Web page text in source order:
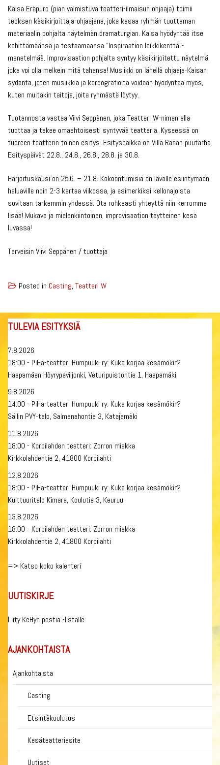
Kaisa Eräpuro (pian valmistuva teatteri-ilmaisun ohjaaja) toimii
teoksen käsikirjoittaja-ohjaajana, joka kasaa ryhmän tuottaman
materiaalin pohjalta näytelmän dramaturgian. Kaisa hyödyntää itse
kehittämäänsä ja testaamaansa “Inspiraation leikkikenttä”-
menetelmää. Improvisaation pohjalta syntyy käsikirjoitettu näytelmä,
joka voi olla melkein mitä tahansa! Musiikki on lähellä ohjaaja-Kaisan
sydäntä, joten musiikkia ja koreografioita voidaan hyödyntää myös,
kuten muitakin taitoja, joita ryhmästä löytyy.
Tuotannosta vastaa Viivi Seppänen, joka Teatteri W-nimen alla
tuottaa ja tekee omaehtoisesti syntyvää teatteria. Kyseessä on
tuoreen teatterin toinen esitys. Esityspaikka on Villa Ranan puutarha.
Esityspäivät 22.8., 24.8., 26.8., 28.8. ja 30.8.
Harjoituskausi on 25.6. – 21.8. Kokoontumisia on lavalle esiintymään
haluaville noin 2-3 kertaa viikossa, ja esimerkiksi kellonajoista
sovitaan tarkemmin yhdessä. Ota rohkeasti yhteyttä niin kerromme
lisää! Mukava ja mielenkiintoinen, improvisaation täytteinen kesä
luvassa!
Terveisin Viivi Seppänen / tuottaja
Posted in Casting, Teatteri W
TULEVIA ESITYKSIÄ
7.8.2026
18:00 - PiHa-teatteri Humpuuki ry: Kuka korjaa kesämökin?
Haapamäen Höyrypaviljonki, Veturipuistontie 1, Haapamäki
9.8.2026
14:00 - PiHa-teatteri Humpuuki ry: Kuka korjaa kesämökin?
Sällin PVY-talo, Salmenahontie 3, Katajamäki
11.8.2026
18:00 - Korpilahden teatteri: Zorron miekka
Kirkkolahdentie 2, 41800 Korpilahti
12.8.2026
18:00 - PiHa-teatteri Humpuuki ry: Kuka korjaa kesämökin?
Kulttuuritalo Kimara, Koulutie 3, Keuruu
13.8.2026
18:00 - Korpilahden teatteri: Zorron miekka
Kirkkolahdentie 2, 41800 Korpilahti
=> Katso koko kalenteri
UUTISKIRJE
Liity KeHyn postia -listalle
AJANKOHTAISTA
Ajankohtaista
Casting
Etsintäkuulutus
Kesäteatteriesite
Uutiset